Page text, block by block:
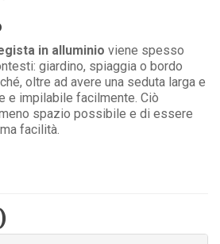
in alluminio viene spesso
giardino, spiaggia o bordo
oltre ad avere una seduta larga e
e impilabile facilmente. Ciò
spazio possibile e di essere
facilità.